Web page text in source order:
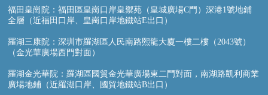
福田皇崗院：福田區皇崗口岸皇禦苑（皇城廣場C門）深港1號地鋪
全層（近福田口岸、皇崗口岸地鐵站E出口）
羅湖三康院：深圳市羅湖區人民南路熙龍大廈一樓二樓（2043號）
（金光華廣場西門對面）
羅湖金光華院：羅湖區國貿金光華廣場東二門對面，南湖路凱利商業
廣場地鋪（近羅湖口岸、國貿地鐵站B出口）